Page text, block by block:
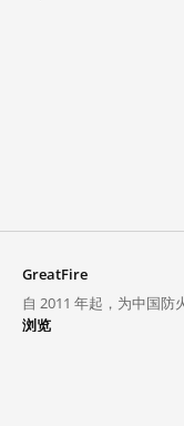
GreatFire
自 2011 年起，为中国防
浏览